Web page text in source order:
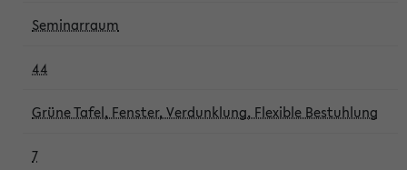
Seminarraum
44
Grüne Tafel, Fenster, Verdunklung, Flexible Bestuhlung
7